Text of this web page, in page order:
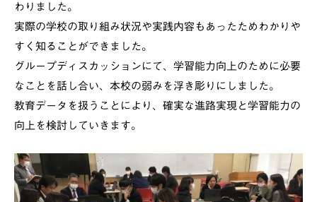
わりました。
実際の学校の取り組み状況や実践内容もあったためわかりや
すく知ることができました。
グループディスカッションにて、学習能力向上のために必要
なことを話し合い、本校の弱みを浮き彫りにしました。
教育データを扱うことにより、確実な進路実現と学習能力の
向上を検討していきます。